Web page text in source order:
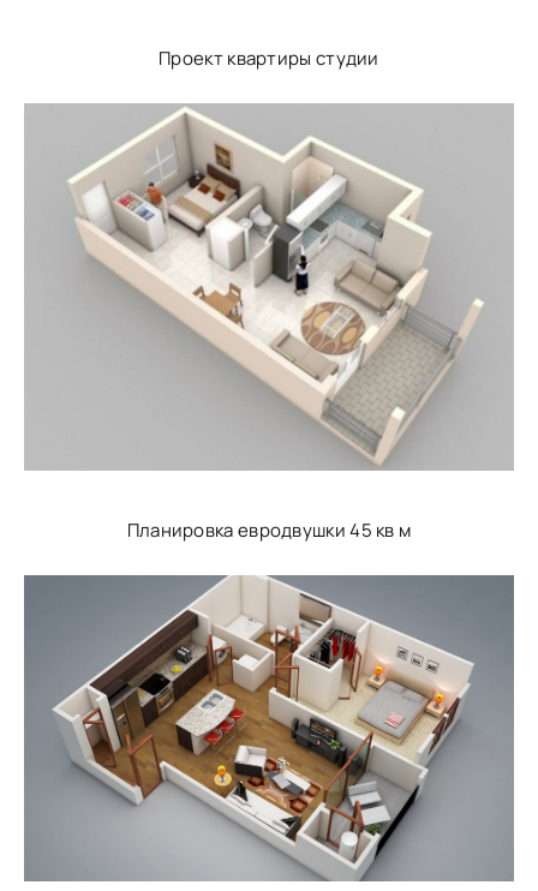
Проект квартиры студии
Планировка евродвушки 45 кв м